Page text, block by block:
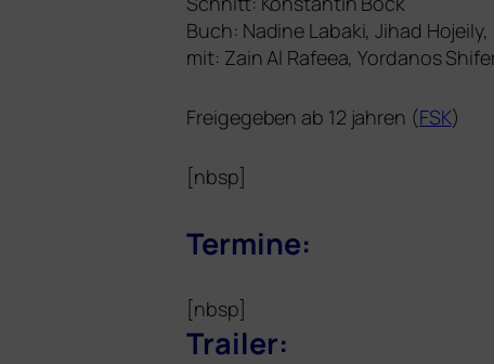
Buch: Nadine Labaki, Jihad
mit: Zain Al Rafeea, Yordanos
Freigegeben ab 12 jah­ren (FSK)
[nbsp]
Termine:
[nbsp]
Trailer: